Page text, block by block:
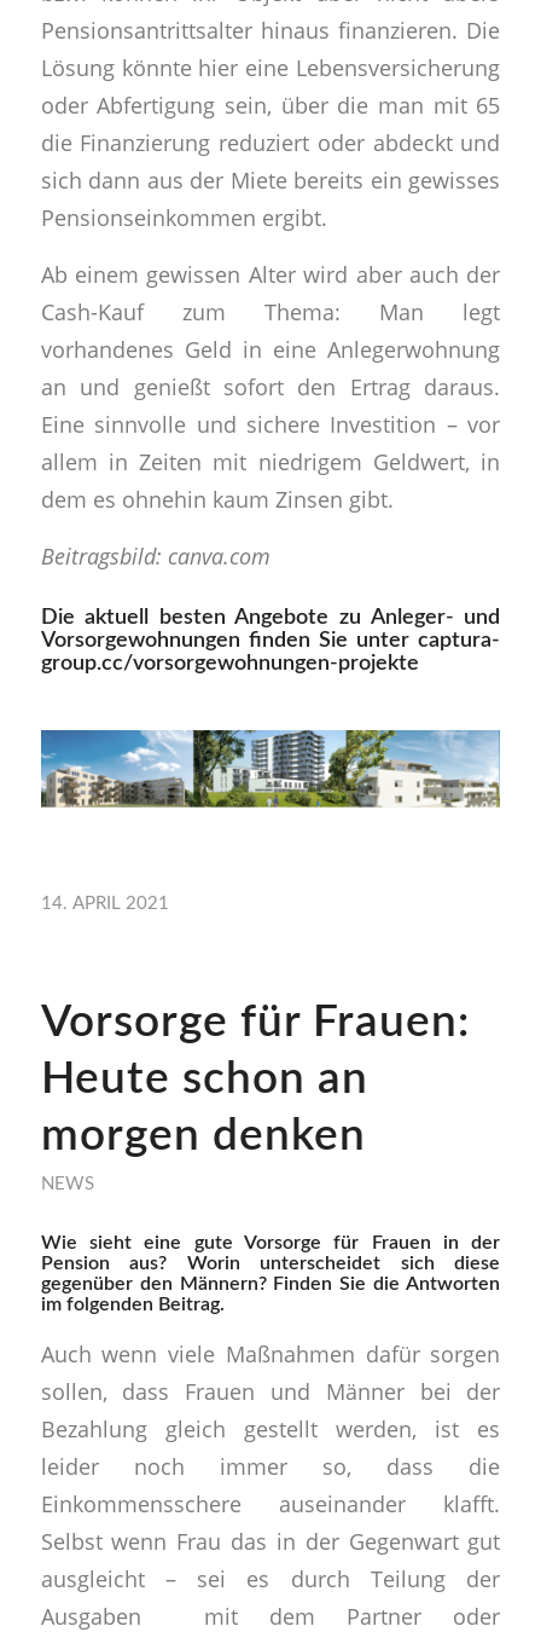
Pensionsantrittsalter hinaus finanzieren. Die
Lösung könnte hier eine Lebensversicherung
oder Abfertigung sein, über die man mit 65
die Finanzierung reduziert oder abdeckt und
sich dann aus der Miete bereits ein gewisses
Pensionseinkommen ergibt.
Ab einem gewissen Alter wird aber auch der
Cash-Kauf zum Thema: Man legt
vorhandenes Geld in eine Anlegerwohnung
an und genießt sofort den Ertrag daraus.
Eine sinnvolle und sichere Investition – vor
allem in Zeiten mit niedrigem Geldwert, in
dem es ohnehin kaum Zinsen gibt.
Beitragsbild: canva.com
Die aktuell besten Angebote zu Anleger- und
Vorsorgewohnungen finden Sie untercaptura-
group.cc/vorsorgewohnungen-projekte
14. APRIL 2021
Vorsorge für Frauen:
Heute schon an
morgen denken
NEWS
Wie sieht eine gute Vorsorge für Frauen in der
Pension aus? Worin unterscheidet sich diese
gegenüber den Männern? Finden Sie die Antworten
im folgenden Beitrag.
Auch wenn viele Maßnahmen dafür sorgen
sollen, dass Frauen und Männer bei der
Bezahlung gleich gestellt werden, ist es
leider noch immer so, dass die
Einkommensschere auseinander klafft.
Selbst wenn Frau das in der Gegenwart gut
ausgleicht – sei es durch Teilung der
Ausgaben mit dem Partner oder